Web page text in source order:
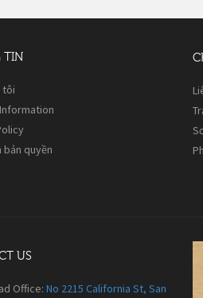
TIN
tôi
bản quyền
US
Office: No 2215 California St, San